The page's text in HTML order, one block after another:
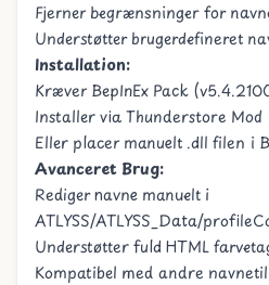
Fjerner begrænsninger for
Understøtter brugerdefineret
Installation:
Kræver BepInEx Pack
Installer via Thunderstore Mod
Eller placer manuelt .dll filen i
Avanceret Brug:
Rediger navne manuelt i
ATLYSS/ATLYSS_Data/
Understøtter fuld HTML
Kompatibel med andre